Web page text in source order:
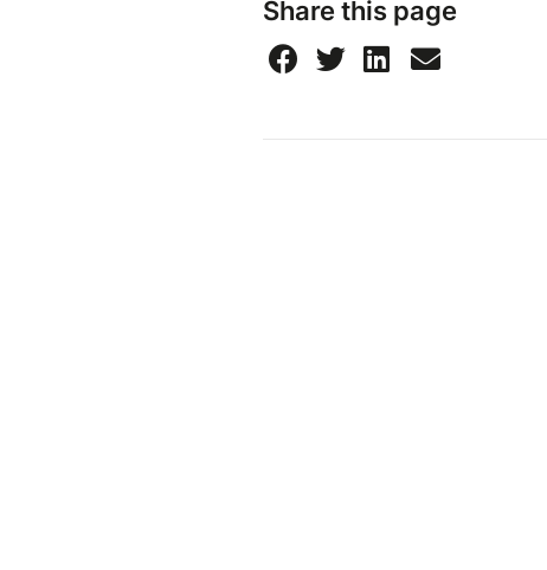
Share this page